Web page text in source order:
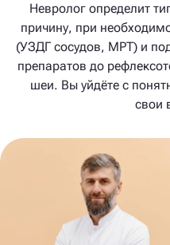
Невролог определит
причину, при
(УЗДГ сосудов, МРТ) и
препаратов до
шеи. Вы уйдёте с
свои